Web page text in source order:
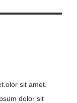
sit amet.
dolor sit